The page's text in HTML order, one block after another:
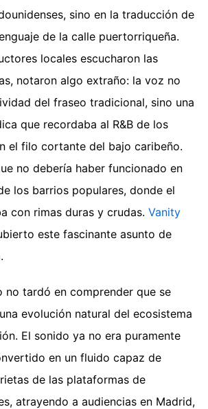
sino en la traducción de
de la calle puertorriqueña.
locales escucharon las
notaron algo extraño: la voz no
del fraseo tradicional, sino una
que recordaba al R&B de los
el filo cortante del bajo caribeño.
no debería haber funcionado en
los barrios populares, donde el
con rimas duras y crudas. Vanity
este fascinante asunto de
no tardó en comprender que se
evolución natural del ecosistema
El sonido ya no era puramente
en un fluido capaz de
de las plataformas de
atrayendo a audiencias en Madrid,